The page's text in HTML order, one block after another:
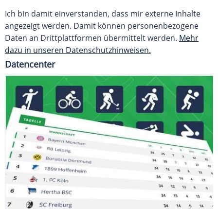
Ich bin damit einverstanden, dass mir externe Inhalte
angezeigt werden. Damit können personenbezogene
Daten an Drittplattformen übermittelt werden. Mehr
dazu in unseren Datenschutzhinweisen.
Datencenter